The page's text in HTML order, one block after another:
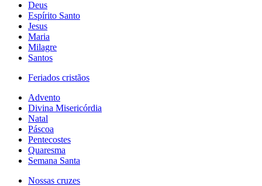
Deus
Espírito Santo
Jesus
Maria
Milagre
Santos
Feriados cristãos
Advento
Divina Misericórdia
Natal
Páscoa
Pentecostes
Quaresma
Semana Santa
Nossas cruzes